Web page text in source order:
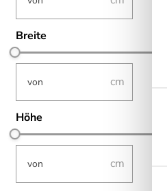
Breite
Höhe
–